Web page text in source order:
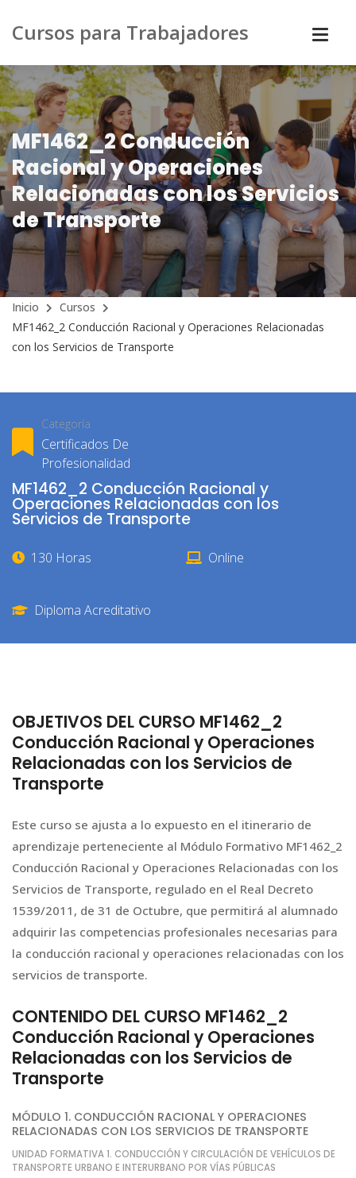
Cursos para Trabajadores
MF1462_2 Conducción
Racional y Operaciones
Relacionadas con los Servicios
de Transporte
Inicio
Cursos
MF1462_2 Conducción Racional y Operaciones Relacionadas
con los Servicios de Transporte
Categoría
Certificados De
Profesionalidad
MF1462_2 Conducción Racional y
Operaciones Relacionadas con los
Servicios de Transporte
130 Horas Online
Diploma Acreditativo
OBJETIVOS DEL CURSO MF1462_2
Conducción Racional y Operaciones
Relacionadas con los Servicios de
Transporte
Este curso se ajusta a lo expuesto en el itinerario de
aprendizaje perteneciente al Módulo Formativo MF1462_2
Conducción Racional y Operaciones Relacionadas con los
Servicios de Transporte, regulado en el Real Decreto
1539/2011, de 31 de Octubre, que permitirá al alumnado
adquirir las competencias profesionales necesarias para
la conducción racional y operaciones relacionadas con los
servicios de transporte.
CONTENIDO DEL CURSO MF1462_2
Conducción Racional y Operaciones
Relacionadas con los Servicios de
Transporte
MÓDULO 1. CONDUCCIÓN RACIONAL Y OPERACIONES
RELACIONADAS CON LOS SERVICIOS DE TRANSPORTE
UNIDAD FORMATIVA 1. CONDUCCIÓN Y CIRCULACIÓN DE VEHÍCULOS DE
TRANSPORTE URBANO E INTERURBANO POR VÍAS PÚBLICAS